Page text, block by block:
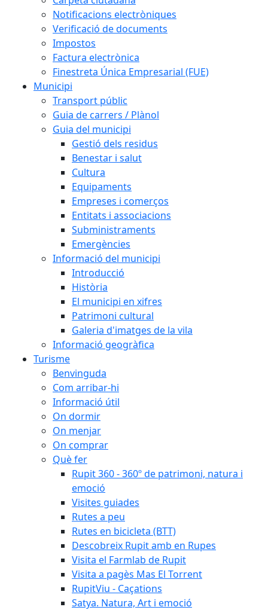
Notificacions electròniques
Verificació de documents
Impostos
Factura electrònica
Finestreta Única Empresarial (FUE)
Municipi
Transport públic
Guia de carrers / Plànol
Guia del municipi
Gestió dels residus
Benestar i salut
Cultura
Equipaments
Empreses i comerços
Entitats i associacions
Subministraments
Emergències
Informació del municipi
Introducció
Història
El municipi en xifres
Patrimoni cultural
Galeria d'imatges de la vila
Informació geogràfica
Turisme
Benvinguda
Com arribar-hi
Informació útil
On dormir
On menjar
On comprar
Què fer
Rupit 360 - 360º de patrimoni, natura i
emoció
Visites guiades
Rutes a peu
Rutes en bicicleta (BTT)
Descobreix Rupit amb en Rupes
Visita el Farmlab de Rupit
Visita a pagès Mas El Torrent
RupitViu - Caçations
Satya. Natura, Art i emoció